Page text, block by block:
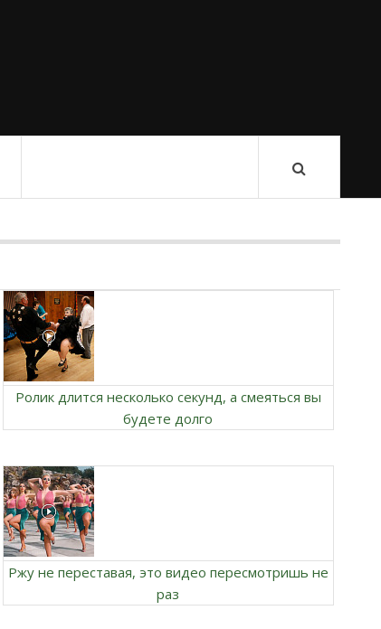
Ролик длится несколько секунд, а смеяться вы
будете долго
Ржу не переставая, это видео пересмотришь не
раз